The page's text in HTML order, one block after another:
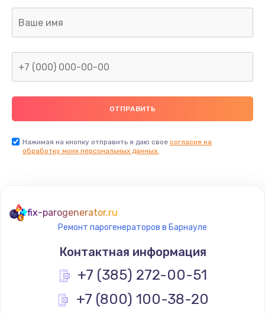
Нажимая на кнопку отправить я даю свое согласие на
обработку моих персональных данных.
fix-parogenerator.ru
Ремонт парогенераторов в Барнауле
Контактная информация
+7 (385) 272-00-51
+7 (800) 100-38-20